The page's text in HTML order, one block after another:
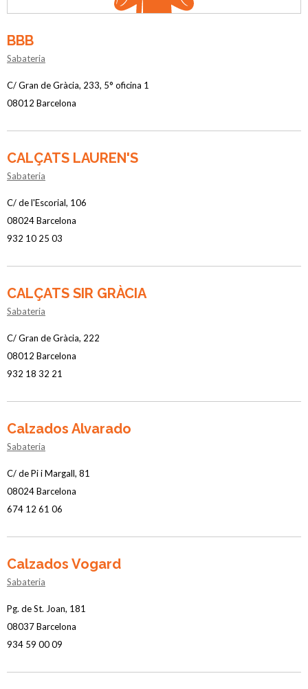
BBB
Sabateria
C/ Gran de Gràcia, 233, 5° oficina 1
08012 Barcelona
CALÇATS LAUREN'S
Sabateria
C/ de l'Escorial, 106
08024 Barcelona
932 10 25 03
CALÇATS SIR GRÀCIA
Sabateria
C/ Gran de Gràcia, 222
08012 Barcelona
932 18 32 21
Calzados Alvarado
Sabateria
C/ de Pi i Margall, 81
08024 Barcelona
674 12 61 06
Calzados Vogard
Sabateria
Pg. de St. Joan, 181
08037 Barcelona
934 59 00 09